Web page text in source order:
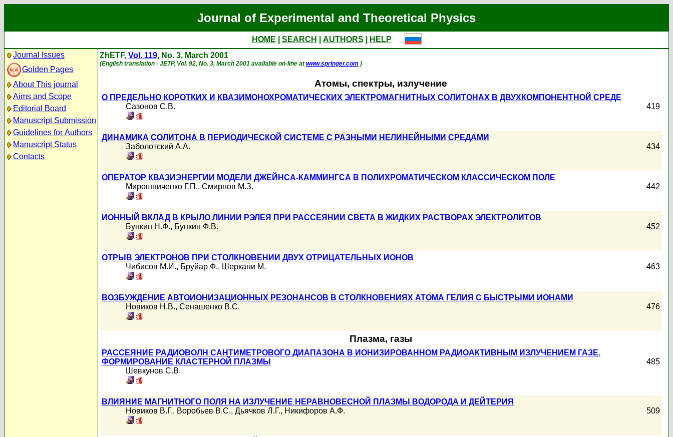
Journal of Experimental and Theoretical Physics
HOME SEARCH AUTHORS
HELP
Journal Issues
Golden Pages
About This journal
Aims and Scope
Editorial Board
Manuscript Submission
Guidelines for Authors
Manuscript Status
Contacts
ZhETF, Vol. 119, No. 3, March 2001
(English translation - JETP, Vol. 92, No. 3, March 2001 available on-line atwww.springer.com )
Атомы, спектры, излучение
О ПРЕДЕЛЬНО КОРОТКИХ И КВАЗИМОНОХРОМАТИЧЕСКИХ ЭЛЕКТРОМАГНИТНЫХ СОЛИТОНАХ В ДВУХКОМПОНЕНТНОЙ СРЕДЕ
Сазонов С.В.
419
ДИНАМИКА СОЛИТОНА В ПЕРИОДИЧЕСКОЙ СИСТЕМЕ С РАЗНЫМИ НЕЛИНЕЙНЫМИ СРЕДАМИ
Заболотский А.А.
434
ОПЕРАТОР КВАЗИЭНЕРГИИ МОДЕЛИ ДЖЕЙНСА-КАММИНГСА В ПОЛИХРОМАТИЧЕСКОМ КЛАССИЧЕСКОМ ПОЛЕ
Мирошниченко Г.П., Смирнов М.З. 442
ИОННЫЙ ВКЛАД В КРЫЛО ЛИНИИ РЭЛЕЯ ПРИ РАССЕЯНИИ СВЕТА В ЖИДКИХ РАСТВОРАХ ЭЛЕКТРОЛИТОВ
Бункин Н.Ф., Бункин Ф.В. 452
ОТРЫВ ЭЛЕКТРОНОВ ПРИ СТОЛКНОВЕНИИ ДВУХ ОТРИЦАТЕЛЬНЫХ ИОНОВ
Чибисов М.И., Бруйар Ф., Шеркани М. 463
ВОЗБУЖДЕНИЕ АВТОИОНИЗАЦИОННЫХ РЕЗОНАНСОВ В СТОЛКНОВЕНИЯХ АТОМА ГЕЛИЯ С БЫСТРЫМИ ИОНАМИ
Новиков Н.В., Сенашенко В.С. 476
Плазма, газы
РАССЕЯНИЕ РАДИОВОЛН САНТИМЕТРОВОГО ДИАПАЗОНА В ИОНИЗИРОВАННОМ РАДИОАКТИВНЫМ ИЗЛУЧЕНИЕМ ГАЗЕ.
ФОРМИРОВАНИЕ КЛАСТЕРНОЙ ПЛАЗМЫ
Шевкунов С.В.
485
ВЛИЯНИЕ МАГНИТНОГО ПОЛЯ НА ИЗЛУЧЕНИЕ НЕРАВНОВЕСНОЙ ПЛАЗМЫ ВОДОРОДА И ДЕЙТЕРИЯ
Новиков В.Г., Воробьев В.С., Дьячков Л.Г., Никифоров А.Ф. 509